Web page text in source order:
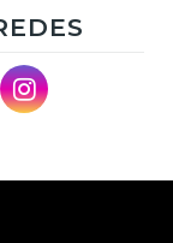
Instagram